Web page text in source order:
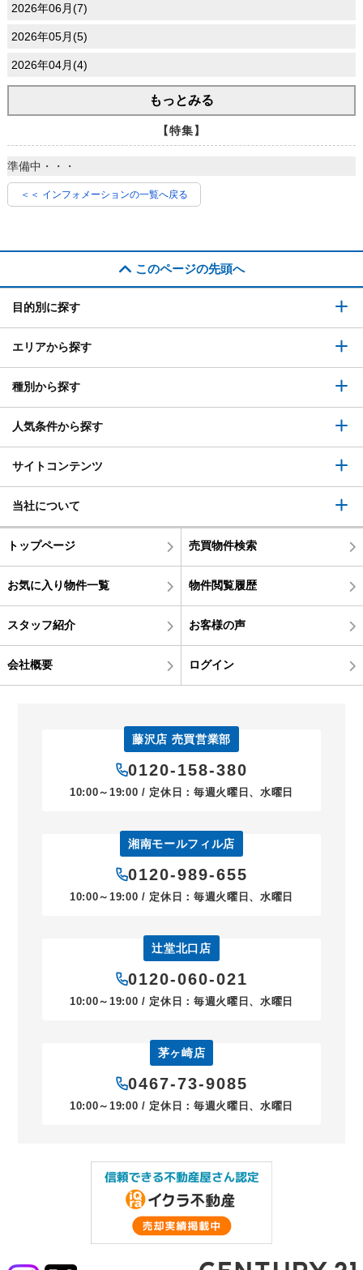
2026年06月(7)
2026年05月(5)
2026年04月(4)
もっとみる
【特集】
準備中・・・
＜＜ インフォメーションの一覧へ戻る
このページの先頭へ
目的別に探す
エリアから探す
種別から探す
人気条件から探す
サイトコンテンツ
当社について
トップページ 売買物件検索
お気に入り物件一覧 物件閲覧履歴
スタッフ紹介 お客様の声
会社概要 ログイン
藤沢店 売買営業部
0120-158-380
10:00～19:00 / 定休日：毎週火曜日、水曜日
湘南モールフィル店
0120-989-655
10:00～19:00 / 定休日：毎週火曜日、水曜日
辻堂北口店
0120-060-021
10:00～19:00 / 定休日：毎週火曜日、水曜日
茅ヶ崎店
0467-73-9085
10:00～19:00 / 定休日：毎週火曜日、水曜日